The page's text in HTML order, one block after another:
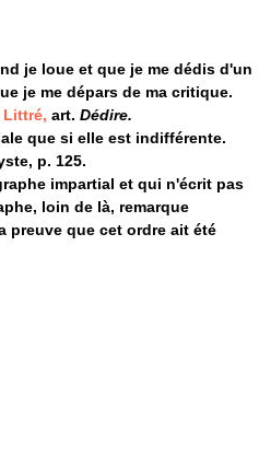
je loue et que je me dédis d'un
je me dépars de ma critique.
Littré, art. Dédire.
que si elle est indifférente.
p. 125.
impartial et qui n'écrit pas
loin de là, remarque
preuve que cet ordre ait été